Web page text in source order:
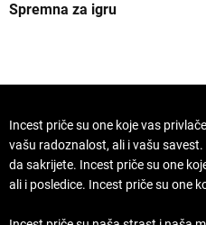
Spremna za igru
Incest priče su one koje vas
vašu radoznalost, ali i vašu
da sakrijete. Incest priče su one
ali i posledice. Incest priče su one